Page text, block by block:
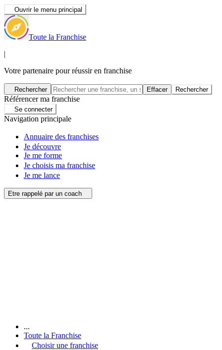
Ouvrir le menu principal
Toute la Franchise
|
Votre partenaire pour réussir en franchise
Rechercher Effacer Rechercher
Référencer ma franchise
Se connecter
Navigation principale
Annuaire des franchises
Je découvre
Je me forme
Je choisis ma franchise
Je me lance
Etre rappelé par un coach
...
Toute la Franchise
Choisir une franchise